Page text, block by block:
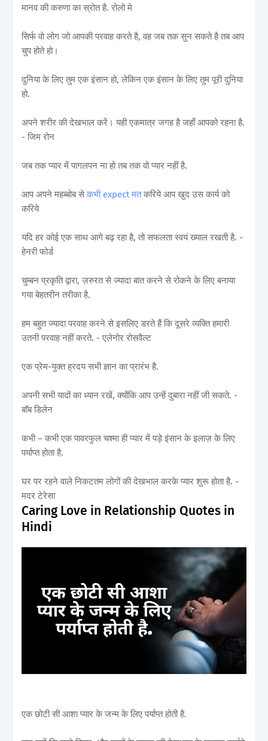
मानव की करुणा का स्रोत है. रोलो मे
सिर्फ वो लोग जो आपकी परवाह करते है, वह जब तक सुन सकते है तब आप
चुप होते हो।
दुनिया के लिए तुम एक इंसान हो, लेकिन एक इंसान के लिए तुम पूरी दुनिया
हो.
अपने शरीर की देखभाल करें। यही एकमात्र जगह है जहाँ आपको रहना है.
- जिम रोन
जब तक प्यार में पागलपन ना हो तब तक वो प्यार नहीं है.
आप अपने महब्बोब सेकभी expect मतकरिये आप खुद उस कार्य को
करिये
यदि हर कोई एक साथ आगे बढ़ रहा है, तो सफलता स्वयं ख्याल रखती है. -
हेनरी फोर्ड
चुम्बन प्रकृति द्वारा, ज़रुरत से ज्यादा बात करने से रोकने के लिए बनाया
गया बेहतरीन तरीका है.
हम बहुत ज्यादा परवाह करने से इसलिए डरते हैं कि दूसरे व्यक्ति हमारी
उतनी परवाह नहीं करते. - एलेनोर रोसवैल्ट
एक प्रेम-युक्त ह्रदय सभी ज्ञान का प्रारंभ है.
अपनी सभी यादों का ध्यान रखें, क्योंकि आप उन्हें दुबारा नहीं जी सकते. -
बॉब डिलेन
कभी – कभी एक पावरफुल चश्मा ही प्यार में पड़े इंसान के इलाज़ के लिए
पर्याप्त होता है.
घर पर रहने वाले निकटतम लोगों की देखभाल करके प्यार शुरू होता है. -
मदर टेरेसा
Caring Love in Relationship Quotes in
Hindi
एक छोटी सी आशा प्यार के जन्म के लिए पर्याप्त होती है.